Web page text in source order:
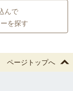
んで
を探す
ページトップへ